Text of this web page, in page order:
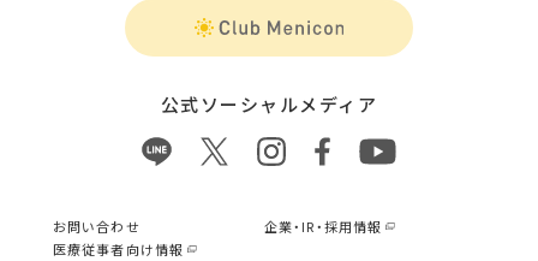
公式ソーシャルメディア
お問い合わせ
企業・IR・採用情報
医療従事者向け情報